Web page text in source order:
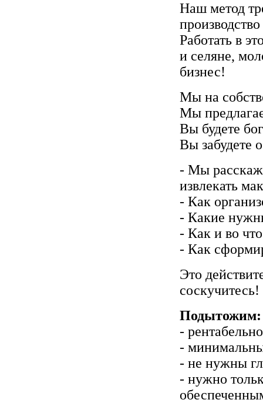
Наш метод
Работать в
и селяне,
бизнес!
Мы на
Мы
Вы будете
Вы забудете
- Мы
извлекать
- Как
- Какие
- Как и во
- Как
Это
соскучитесь!
Подытожим:
-
-
- не нужны
- нужно